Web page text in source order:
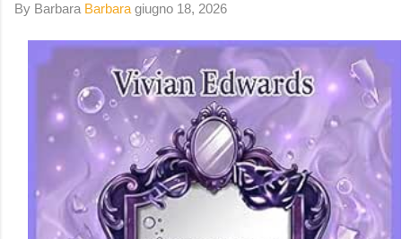
By Barbara Barbara giugno 18, 2026